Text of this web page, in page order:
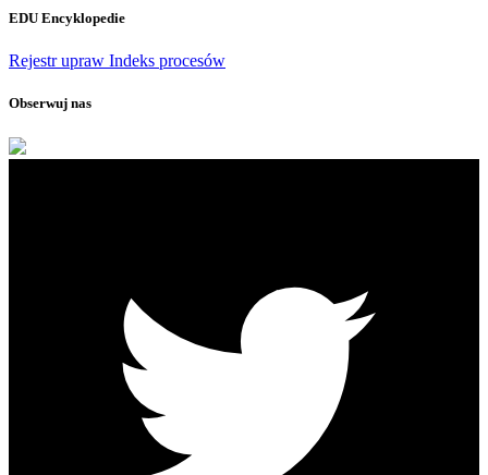
EDU Encyklopedie
Rejestr upraw Indeks procesów
Obserwuj nas